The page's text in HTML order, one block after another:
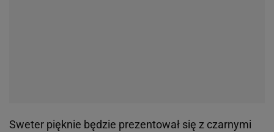
Sweter pięknie będzie prezentował się z czarnymi